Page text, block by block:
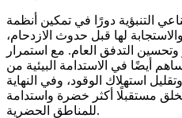
التنبؤية دورًا في تمكين أنظمة
لها قبل حدوث الازدحام،
التدفق العام. مع استمرار
أيضًا في الاستدامة البيئية من
استهلاك الوقود، وفي النهاية
يخلق مستقبلًا أكثر خضرة واستدامة
للمناطق الحضرية.